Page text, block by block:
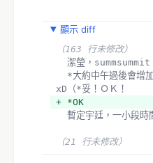
顯示 diff
（163 行未修改）
潔瑩，summsummit
xD（*妥！ＯＫ！
+ *OK
暫定宇廷，一小段
（21 行未修改）